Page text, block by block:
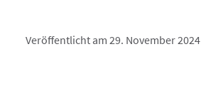
Veröffentlicht am 29. November 2024